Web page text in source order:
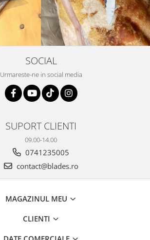
SOCIAL
Urmareste-ne in social media
SUPORT CLIENTI
09.00-14.00
0741235005
contact@blades.ro
MAGAZINUL MEU
CLIENTI